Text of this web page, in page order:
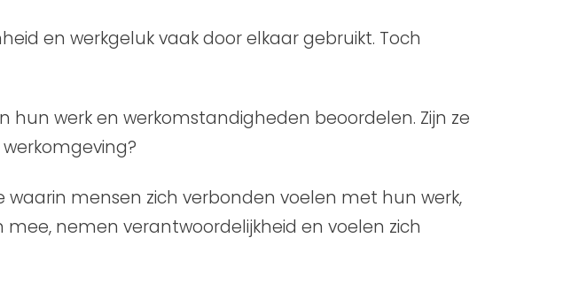
en werkgeluk vaak door elkaar gebruikt. Toch
hun werk en werkomstandigheden beoordelen. Zijn ze
mensen zich verbonden voelen met hun werk,
nemen verantwoordelijkheid en voelen zich